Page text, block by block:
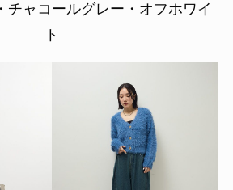
チャコールグレー・オフホワイ
ト